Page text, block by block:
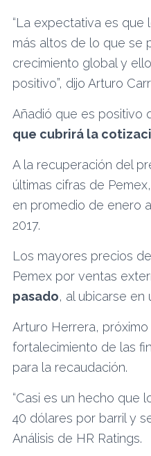
“La expectativa es
más altos de lo que se
crecimiento global y
positivo”, dijo Arturo
Añadió que es positivo
que cubrirá la
A la recuperación del
últimas cifras de
en promedio de enero
2017.
Los mayores precios
Pemex por ventas
pasado, al ubicarse en
Arturo Herrera,
fortalecimiento de las
para la recaudación.
“Casi es un hecho que
40 dólares por barril y
Análisis de HR Ratings.